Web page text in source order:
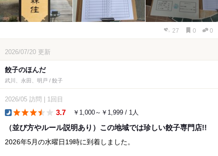
27 0 0
2026/07/20 更新
餃子のほんだ
武川、永田、明戸 / 餃子
2026/05 訪問 1回目
3.7 ￥1,000～￥1,999 / 1人
（並び方やルール説明あり）この地域では珍しい餃子専門店!!
2026年5月の水曜日19時に到着しました。